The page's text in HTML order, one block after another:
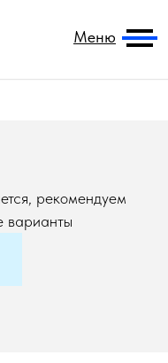
Меню
рекомендуем
варианты